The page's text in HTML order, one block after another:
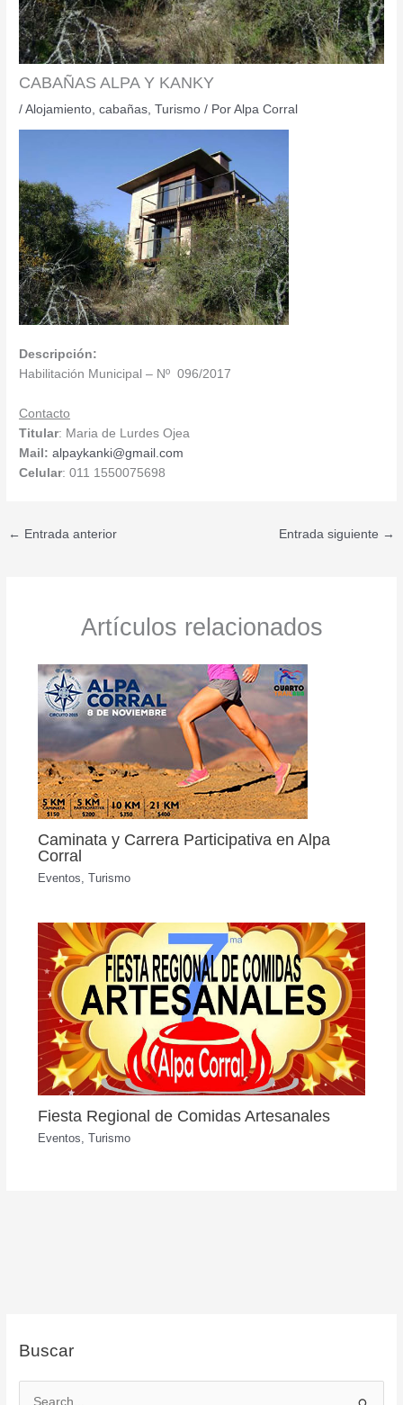
CABAÑAS ALPA Y KANKY
/Alojamiento ,cabañas ,Turismo / PorAlpa Corral
Descripción:
Habilitación Municipal – Nº 096/2017
Contacto
Titular: Maria de Lurdes Ojea
Mail:alpaykanki@gmail.com
Celular: 011 1550075698
← Entrada anterior Entrada siguiente →
Artículos relacionados
Caminata y Carrera Participativa en Alpa
Corral
Eventos, Turismo
Fiesta Regional de Comidas Artesanales
Eventos Turismo
Buscar